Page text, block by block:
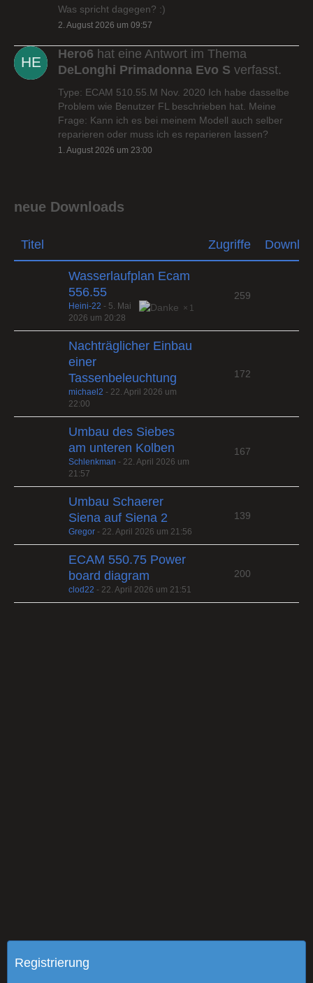
Was spricht dagegen? :)
2. August 2026 um 09:57
Hero6 hat eine Antwort im Thema
DeLonghi Primadonna Evo S verfasst.
Type: ECAM 510.55.M Nov. 2020 Ich habe dasselbe
Problem wie Benutzer FL beschrieben hat. Meine
Frage: Kann ich es bei meinem Modell auch selber
reparieren oder muss ich es reparieren lassen?
1. August 2026 um 23:00
neue Downloads
Titel Zugriffe
Wasserlaufplan Ecam
556.55
1
Heini-22 - 5. Mai
2026 um 20:28
259
Nachträglicher Einbau
einer
Tassenbeleuchtung
michael2 - 22. April 2026 um
22:00
172
Umbau des Siebes
am unteren Kolben
Schlenkman - 22. April 2026 um
21:57
167
Umbau Schaerer
Siena auf Siena 2
Gregor - 22. April 2026 um 21:56
139
ECAM 550.75 Power
board diagram
clod22 - 22. April 2026 um 21:51
200
Registrierung